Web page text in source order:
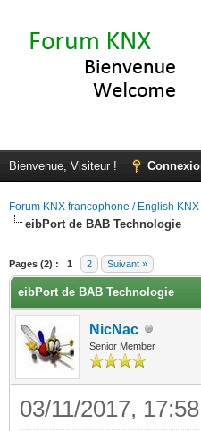
Bienvenue, Visiteur !
Forum KNX francophone / English
eibPort de BAB Technologie
Pages (2) : 1 2 Suivant »
eibPort de BAB Technologie
NicNac
Senior Member
03/11/2017,